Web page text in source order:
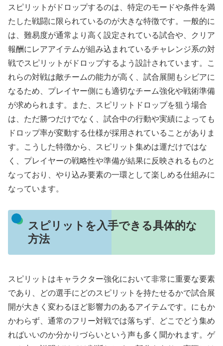
スピリットがドロップするのは、特定のモードや条件を満
たした戦闘に限られているのが大きな特徴です。一般的に
は、難易度が通常より高く設定されている試合や、クリア
報酬にレアアイテムが組み込まれているチャレンジ系の対
戦でスピリットがドロップするよう設計されています。こ
れらの対戦は敵チームの能力が高く、試合展開もシビアに
なるため、プレイヤー側にも適切なチーム強化や戦術準備
が求められます。また、スピリットドロップを狙う場合
は、ただ勝つだけでなく、試合中の行動や実績によっても
ドロップ率が変動する仕様が採用されていることがありま
す。こうした特徴から、スピリット集めは運だけではな
く、プレイヤーの戦略性や準備が結果に反映されるものと
なっており、やり込み要素の一環として楽しめる仕組みに
なっています。
スピリットを入手できる具体的な
方法
スピリットはキャラクター強化において非常に重要な要素
であり、どの選手にどのスピリットを持たせるかで試合展
開が大きく変わるほど影響力のあるアイテムです。にもか
かわらず、通常のフリー対戦では落ちず、どこでどう集め
ればいいのか分かりづらいという声も多く聞かれます。ゲ